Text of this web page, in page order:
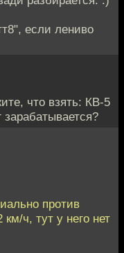
если лениво
что взять: КВ-5
против
ч, тут у него нет